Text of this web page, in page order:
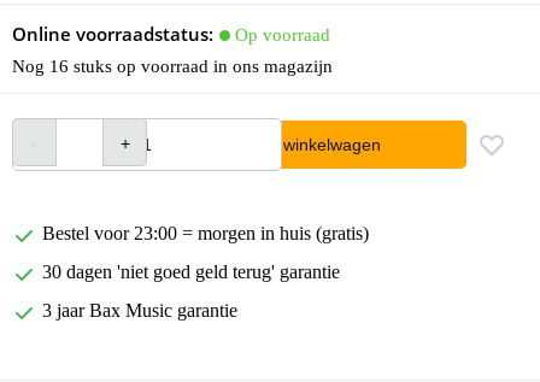
Online voorraadstatus:
Op voorraad
Nog 16 stuks op voorraad in ons magazijn
In winkelwagen
Bestel voor 23:00 = morgen in huis (gratis)
30 dagen 'niet goed geld terug' garantie
3 jaar Bax Music garantie